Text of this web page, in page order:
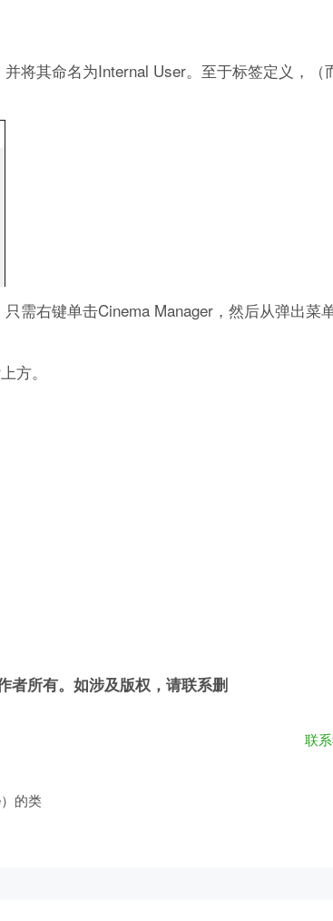
将其命名为Internal User。至于标签定义，（
需右键单击Cinema Manager，然后从弹出菜
方。
者所有。如涉及版权，请联系删
联
的类